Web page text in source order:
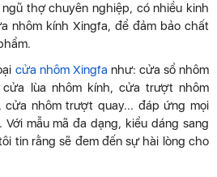
thợ chuyên nghiệp, có nhiều kinh
nhôm kính Xingfa, để đảm bảo chất
cửa nhôm Xingfa như: cửa sổ nhôm
lùa nhôm kính, cửa trượt nhôm
cửa nhôm trượt quay... đáp ứng mọi
mẫu mã đa dạng, kiểu dáng sang
tin rằng sẽ đem đến sự hài lòng cho